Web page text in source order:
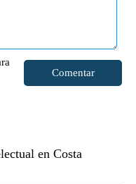
Comentar
en Costa